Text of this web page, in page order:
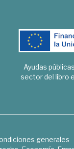
Ayudas
sector del libro
generales